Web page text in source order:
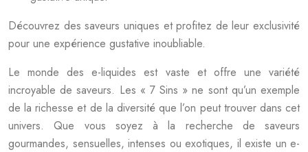
Découvrez des saveurs uniques et profitez de leur exclusivité
pour une expérience gustative inoubliable.
Le monde des e-liquides est vaste et offre une variété
incroyable de saveurs. Les « 7 Sins » ne sont qu’un exemple
de la richesse et de la diversité que l’on peut trouver dans cet
univers. Que vous soyez à la recherche de saveurs
gourmandes, sensuelles, intenses ou exotiques, il existe un e-